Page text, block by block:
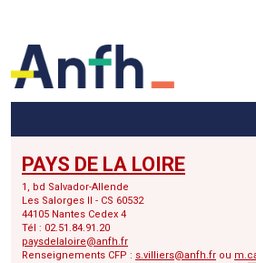
PAYS DE LA LOIRE
1, bd Salvador-Allende
Les Salorges II - CS 60532
44105 Nantes Cedex 4
Tél : 02.51.84.91.20
paysdelaloire@anfh.fr
Renseignements CFP : s.villiers@anfh.fr ou